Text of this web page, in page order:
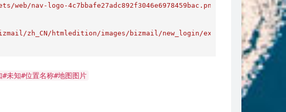
nav-logo-4c7bbafe27adc892f3046e6978459bac.png"
zh_CN/htmledition/images/bizmail/new_login/
#未知#位置名称#地图图片